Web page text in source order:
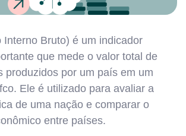
Interno Bruto) é um indicador
que mede o valor total de
produzidos por um país em um
Ele é utilizado para avaliar a
de uma nação e comparar o
entre países.